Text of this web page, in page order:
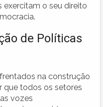
exercitam o seu direito
de Políticas
na construção
que todos os setores
vozes